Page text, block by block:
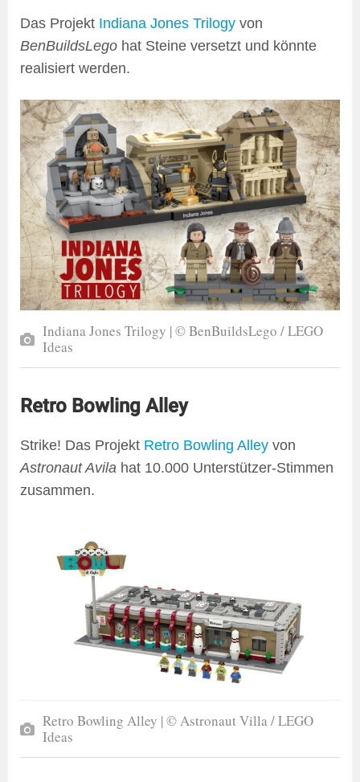
Das Projekt Indiana Jones Trilogy von
BenBuildsLego hat Steine versetzt und könnte
realisiert werden.
Indiana Jones Trilogy | © BenBuildsLego / LEGO
Ideas
Retro Bowling Alley
Strike! Das Projekt Retro Bowling Alley von
Astronaut Avila hat 10.000 Unterstützer-Stimmen
zusammen.
Retro Bowling Alley | © ‎Astronaut Villa‎ / LEGO
Ideas